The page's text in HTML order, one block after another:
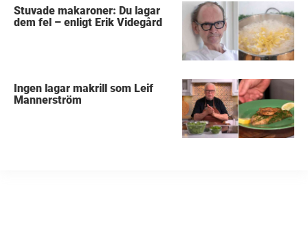
Stuvade makaroner: Du lagar
dem fel – enligt Erik Videgård
Ingen lagar makrill som Leif
Mannerström